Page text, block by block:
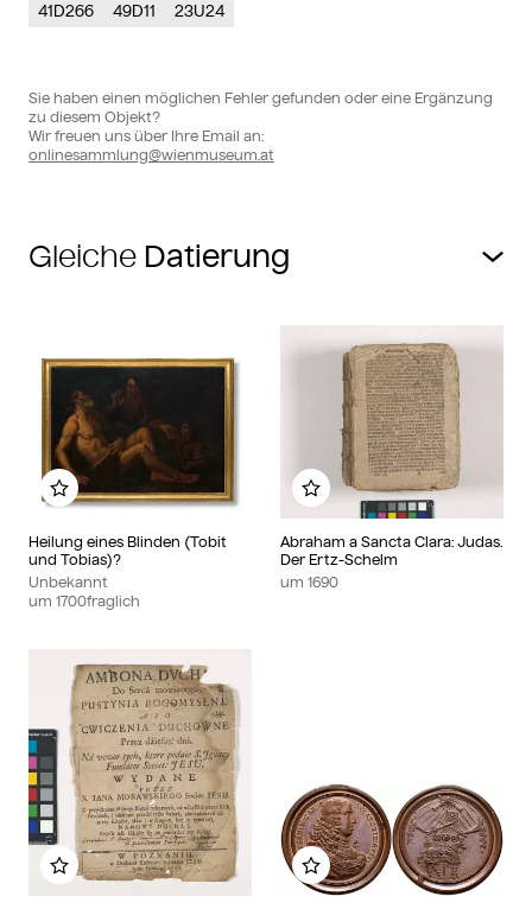
41D266 49D11 23U24
Sie haben einen möglichen Fehler gefunden oder eine Ergänzung
zu diesem Objekt?
Wir freuen uns über Ihre Email an:
onlinesammlung@wienmuseum.at
Gleiche
Heilung eines Blinden (Tobit
und Tobias)?
Unbekannt
um 1700fraglich
Zu meinem Album hinzufügen
Abraham a Sancta Clara: Judas.
Der Ertz-Schelm
um 1690
Zu meinem Album
Zu meinem Album hinzufügenZu meinem Album